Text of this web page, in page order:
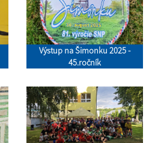
Výstup na Šimonku 2025 -
45.ročník